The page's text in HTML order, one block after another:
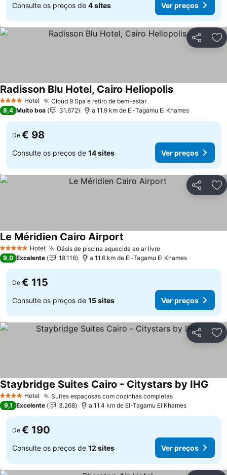
Consulte os preços de 4 sites Ver preços
Partilhar
4 EstrelasHotel Cloud 9 Spa e retiro de bem-estar
Radisson Blu Hotel, Cairo Heliopolis
8,4 Muito boa 31.672 a 11.9 km de El-Tagamu El Khames
De € 98
Consulte os preços de 14 sites Ver preços
Partilhar
5 Estrelas Hotel Oásis de piscina aquecida ao ar livre
Le Méridien Cairo Airport
9,0 Excelente 18.116 a 11.6 km de El-Tagamu El Khames
De € 115
Consulte os preços de 15 sites Ver preços
Partilhar
4 EstrelasHotel Suítes espaçosas com cozinhas completas
Staybridge Suites Cairo - Citystars by IHG
9,1 Excelente 3.268 a 11.4 km de El-Tagamu El Khames
De € 190
Consulte os preços de 12 sites Ver preços